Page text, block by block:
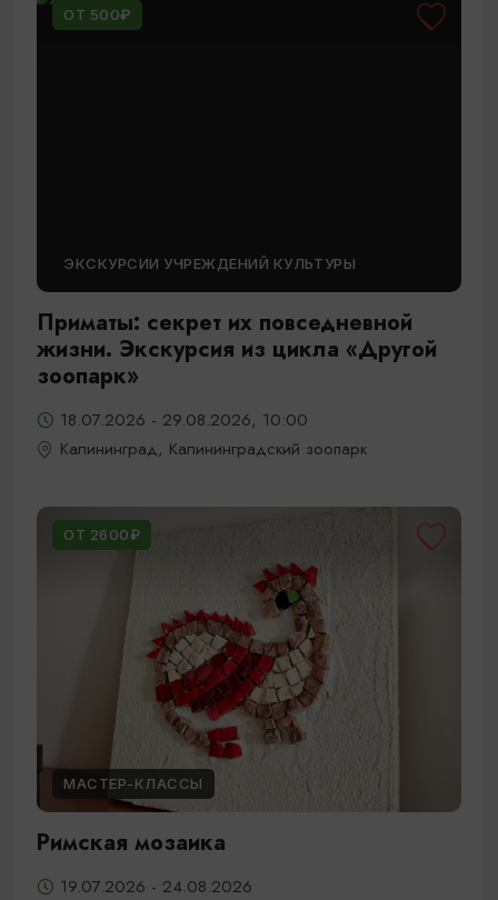
ОТ 500₽
ЭКСКУРСИИ УЧРЕЖДЕНИЙ КУЛЬТУРЫ
Приматы: секрет их повседневной
жизни. Экскурсия из цикла «Другой
зоопарк»
18.07.2026 - 29.08.2026, 10:00
Калининград, Калининградский зоопарк
ОТ 2600₽
МАСТЕР-КЛАССЫ
Римская мозаика
19.07.2026 - 24.08.2026